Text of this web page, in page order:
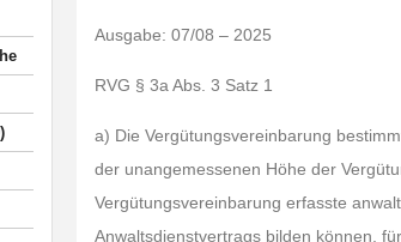
Ausgabe: 07/08 – 2025
RVG § 3a Abs. 3 Satz 1
a) Die Vergütungsvereinbarung
der unangemessenen Höhe der
Vergütungsvereinbarung erfasste
Anwaltsdienstvertrags bilden können,